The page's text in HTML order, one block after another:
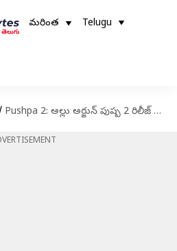
మరింత Telugu
Pushpa 2: అల్లు అర్జున్ పుష్ప 2 రిలీజ్ డేట్ మారింది.. ఎప్పుడంటే?